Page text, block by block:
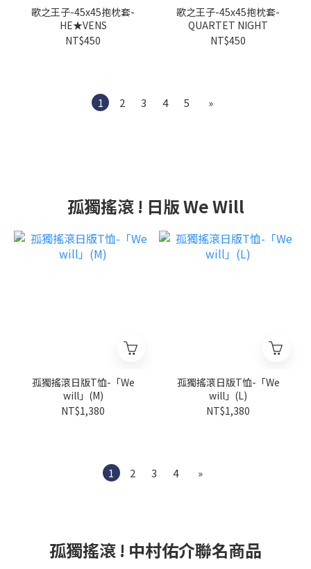
歌之王子-45x45抱枕套-
HE★VENS
NT$450
歌之王子-45x45抱枕套-
QUARTET NIGHT
NT$450
1 2 3 4 5 »
孤獨搖滾 ! 日版 We Will
孤獨搖滾日版T恤-「We
will」(M)
NT$1,380
孤獨搖滾日版T恤-「We
will」(L)
NT$1,380
1 2 3 4 »
孤獨搖滾 ! 中村佑介聯名商品